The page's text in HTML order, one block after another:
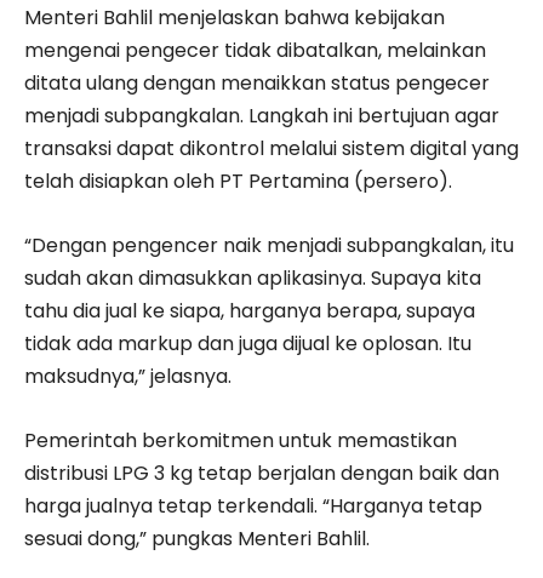
Menteri Bahlil menjelaskan bahwa kebijakan
mengenai pengecer tidak dibatalkan, melainkan
ditata ulang dengan menaikkan status pengecer
menjadi subpangkalan. Langkah ini bertujuan agar
transaksi dapat dikontrol melalui sistem digital yang
telah disiapkan oleh PT Pertamina (persero).
“Dengan pengencer naik menjadi subpangkalan, itu
sudah akan dimasukkan aplikasinya. Supaya kita
tahu dia jual ke siapa, harganya berapa, supaya
tidak ada markup dan juga dijual ke oplosan. Itu
maksudnya,” jelasnya.
Pemerintah berkomitmen untuk memastikan
distribusi LPG 3 kg tetap berjalan dengan baik dan
harga jualnya tetap terkendali. “Harganya tetap
sesuai dong,” pungkas Menteri Bahlil.